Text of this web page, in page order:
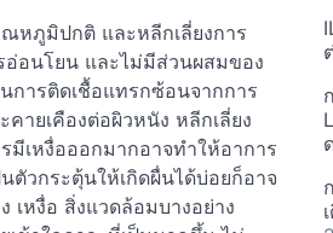
หภูมิปกติ และหลีกเลี่ยงการ
อนโยน และไม่มีส่วนผสมของ
การติดเชื้อแทรกซ้อนจากการ
คายเคืองต่อผิวหนัง หลีกเลี่ยง
เหงื่อออกมากอาจทำให้อาการ
ตัวกระตุ้นให้เกิดผื่นได้บ่อยก็อาจ
เหงื่อ สิ่งแวดล้อมบางอย่าง